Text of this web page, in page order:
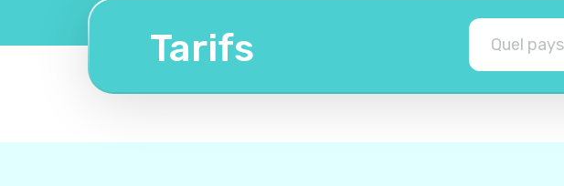
Tarifs